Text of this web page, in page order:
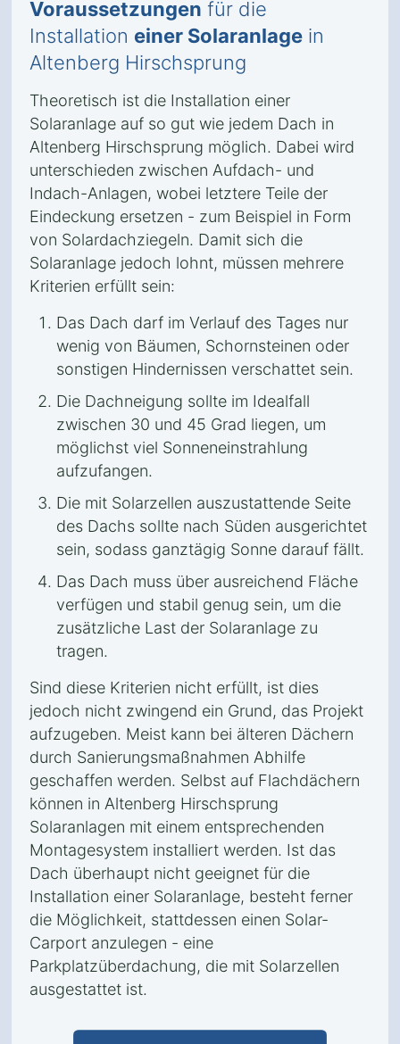
Voraussetzungen für die
Installation einer Solaranlage in
Altenberg Hirschsprung
Theoretisch ist die Installation einer
Solaranlage auf so gut wie jedem Dach in
Altenberg Hirschsprung möglich. Dabei wird
unterschieden zwischen Aufdach- und
Indach-Anlagen, wobei letztere Teile der
Eindeckung ersetzen - zum Beispiel in Form
von Solardachziegeln. Damit sich die
Solaranlage jedoch lohnt, müssen mehrere
Kriterien erfüllt sein:
Das Dach darf im Verlauf des Tages nur
wenig von Bäumen, Schornsteinen oder
sonstigen Hindernissen verschattet sein.
Die Dachneigung sollte im Idealfall
zwischen 30 und 45 Grad liegen, um
möglichst viel Sonneneinstrahlung
aufzufangen.
Die mit Solarzellen auszustattende Seite
des Dachs sollte nach Süden ausgerichtet
sein, sodass ganztägig Sonne darauf fällt.
Das Dach muss über ausreichend Fläche
verfügen und stabil genug sein, um die
zusätzliche Last der Solaranlage zu
tragen.
Sind diese Kriterien nicht erfüllt, ist dies
jedoch nicht zwingend ein Grund, das Projekt
aufzugeben. Meist kann bei älteren Dächern
durch Sanierungsmaßnahmen Abhilfe
geschaffen werden. Selbst auf Flachdächern
können in Altenberg Hirschsprung
Solaranlagen mit einem entsprechenden
Montagesystem installiert werden. Ist das
Dach überhaupt nicht geeignet für die
Installation einer Solaranlage, besteht ferner
die Möglichkeit, stattdessen einen Solar-
Carport anzulegen - eine
Parkplatzüberdachung, die mit Solarzellen
ausgestattet ist.